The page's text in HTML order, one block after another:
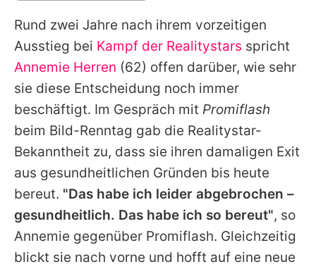
Alle Themen auf Promiflash
Jobs
App runterladen
Team
Redaktionelle Richtlinien
Impressum
Datenschutzerklärung
Nutzungsbedingungen
Rund zwei Jahre nach ihrem vorzeitigen
Ausstieg bei Kampf der Realitystars spricht
Annemie Herren (62) offen darüber, wie sehr
sie diese Entscheidung noch immer
beschäftigt. Im Gespräch mit Promiflash
beim Bild-Renntag gab die Realitystar-
Bekanntheit zu, dass sie ihren damaligen Exit
aus gesundheitlichen Gründen bis heute
bereut. "Das habe ich leider abgebrochen –
gesundheitlich. Das habe ich so bereut", so
Annemie gegenüber Promiflash. Gleichzeitig
blickt sie nach vorne und hofft auf eine neue